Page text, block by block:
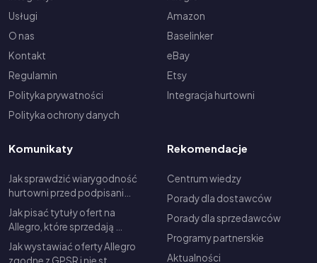
Usługi
O nas
Kontakt
Regulamin
Polityka prywatności
Polityka ochrony danych
Amazon
Baselinker
eBay
Etsy
Integracja hurtowni
Komunikaty
Jak sprawdzić wiarygodność
hurtowni przed podpisani…
Jak pisać tytuły ofert na
Allegro, które sprzedają …
Jak wystawiać oferty Allegro
zgodne z GPSR i nie st…
Rekomendacje
Centrum wiedzy
Porady dla dostawców
Porady dla sprzedawców
Programy partnerskie
Aktualności